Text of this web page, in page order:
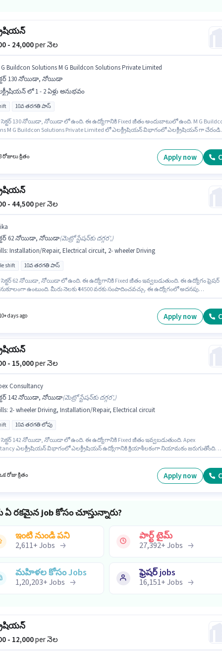
- 24,000per నెల
G Buildcon Solutions M G Buildcon Solutions Private Limited
130 నోయిడా, నోయిడా
లో 1 - 2 ఏళ్లు అనుభవం
10వ తరగతి పాస్
130 నోయిడా, నోయిడా లో ఉంది. ఈ ఉద్యోగానికి Fixed జీతం అందుబాటులో ఉంది. M G
M G Buildcon Solutions Private Limited లో ఎలక్ట్రీషియన్ విభాగంలో ఎలక్ట్రీషియన్ గా చేరండి.
ఇందులో DAY shift మరియు వారానికి Others ఉంటాయి.
రోజులు క్రితం Apply now
- 44,500per నెల
62 నోయిడా, నోయిడా(మెట్రో స్టేషన్‌కు దగ్గర',)
: Installation/Repair, Electrical circuit, 2- wheeler Driving
shift 10వ తరగతి పాస్
62 నోయిడా, నోయిడా లో ఉంది. ఈ ఉద్యోగానికి Fixed జీతం ఇవ్వబడుతుంది. ఈ ఉద్యోగం ఫ్రెషర్
ఉంటుంది. మీరు నెలకు ₹44500 వరకు సంపాదించవచ్చు. ఈ ఉద్యోగంలో అదనపు
అభ్యర్థికి Electrical circuit, 2- wheeler Driving, Installation/Repair వంటి
days ago Apply now
- 15,000per నెల
Consultancy
142 నోయిడా, నోయిడా(మెట్రో స్టేషన్‌కు దగ్గర',)
: 2- wheeler Driving, Installation/Repair, Electrical circuit
10వ తరగతి లోపు
142 నోయిడా, నోయిడా లో ఉంది. ఈ ఉద్యోగానికి Fixed జీతం ఇవ్వబడుతుంది. Apex
ఎలక్ట్రీషియన్ విభాగంలో ఎలక్ట్రీషియన్ ఉద్యోగానికి క్రియాశీలకంగా నియామకం జరుగుతోంది.
తరగతి లోపు అర్హత ఉన్న అభ్యర్థులు ఈ ఉద్యోగానికి అప్లై చేసుకోవచ్చు.
రోజు క్రితం Apply now
ఏ రకమైన job కోసం చూస్తున్నారు?
ఇంటి నుండి పని
2,611+Jobs
పార్ట్ టైమ్
27,392+Jobs
మహిళల కోసం Jobs
1,20,203+Jobs
ఫ్రెషర్ jobs
16,151+Jobs
- 12,000per నెల